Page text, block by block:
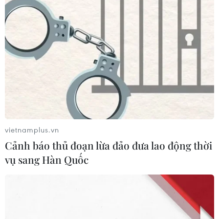
ASEAN Cup 2026: Đội tuyển Việt
Nam sẵn sàng cho đại chiến ở "chảo
lửa" Pakansari
03/08/2026 03:13
Lịch thi đấu ASEAN Cup 2026 ngày
3/8: Việt Nam quyết đấu Indonesia
03/08/2026 01:40
Nhận định Việt Nam vs
Indonesia: Thầy Kim cần thay đổi để
vietnamplus.vn
Cảnh báo thủ đoạn lừa đảo đưa lao động thời
vụ sang Hàn Quốc